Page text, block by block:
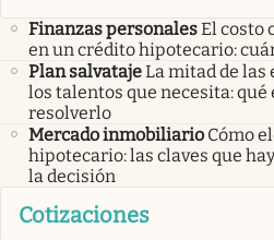
Finanzas personalesEl costo
en un crédito hipotecario:
Plan salvatajeLa mitad de las
los talentos que necesita:
resolverlo
Mercado inmobiliario Cómo
hipotecario: las claves que
la decisión
Cotizaciones